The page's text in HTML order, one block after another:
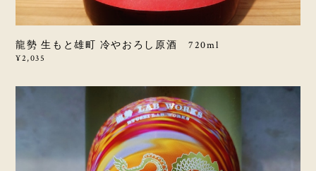
龍勢 生もと雄町 冷やおろし原酒 720ml
¥2,035